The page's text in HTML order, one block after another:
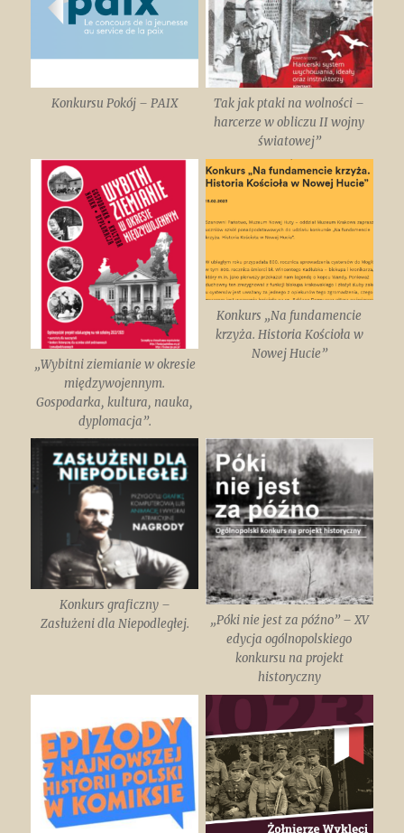
Konkursu Pokój – PAIX
Tak jak ptaki na wolności –
harcerze w obliczu II wojny
światowej”
„Wybitni ziemianie w okresie
międzywojennym.
Gospodarka, kultura, nauka,
dyplomacja”.
Konkurs „Na fundamencie
krzyża. Historia Kościoła w
Nowej Hucie”
Konkurs graficzny –
Zasłużeni dla Niepodległej.
„Póki nie jest za późno” – XV
edycja ogólnopolskiego
konkursu na projekt
historyczny